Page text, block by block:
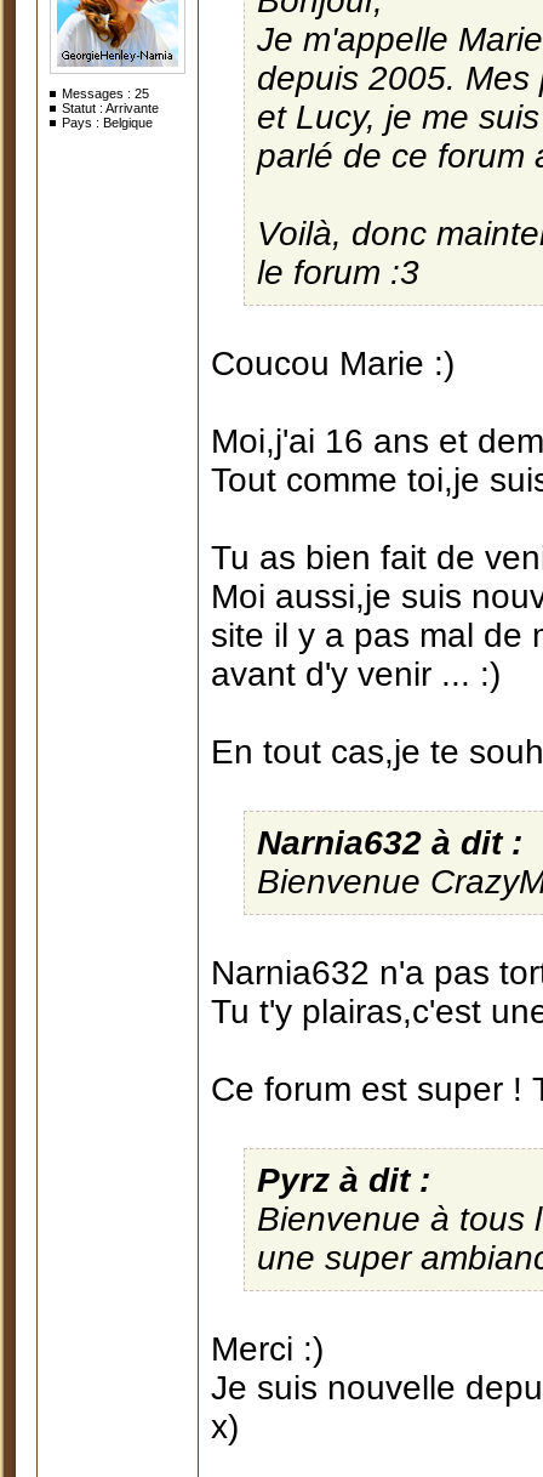
Messages : 25
Statut : Arrivante
Pays : Belgique
Je m'appelle
depuis 2005.
et Lucy, je me
parlé de ce forum
Voilà, donc
le forum :3
Coucou Marie :)
Moi,j'ai 16 ans et
Tout comme toi,je
Tu as bien fait de
Moi aussi,je suis
site il y a pas mal de
avant d'y venir ... :)
En tout cas,je te
Narnia632 à dit :
Bienvenue
Narnia632 n'a pas
Tu t'y plairas,c'est
Ce forum est super !
Pyrz à dit :
Bienvenue à tous
une super
Merci :)
Je suis nouvelle
x)